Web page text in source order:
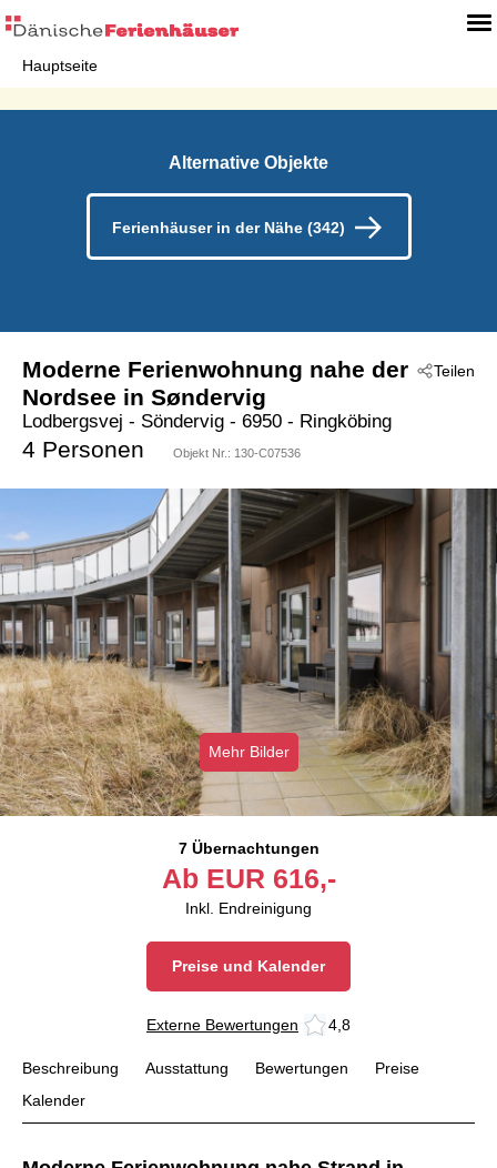
Hauptseite
Alternative Objekte
Ferienhäuser in der Nähe (342)
Teilen
Moderne Ferienwohnung nahe der
Nordsee in Søndervig
Lodbergsvej - Söndervig - 6950 - Ringköbing
4 Personen Objekt Nr.: 130-C07536
Mehr Bilder
7 Übernachtungen
Ab EUR 616,-
Inkl. Endreinigung
Preise und Kalender
Externe Bewertungen 4,8
Beschreibung Ausstattung Bewertungen
Preise
Kalender